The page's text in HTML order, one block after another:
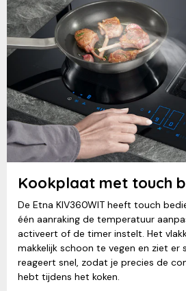
Kookplaat met touch
De Etna KIV360WIT heeft touch
één aanraking de temperatuur
activeert of de timer instelt. Het
makkelijk schoon te vegen en ziet er
reageert snel, zodat je precies de
hebt tijdens het koken.